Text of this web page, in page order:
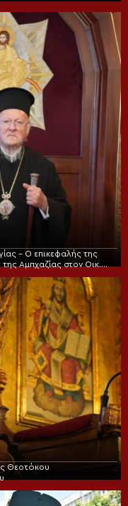
– Ο επικεφαλής της
Αμπχαζίας στον Οικ.
Θεοτόκου